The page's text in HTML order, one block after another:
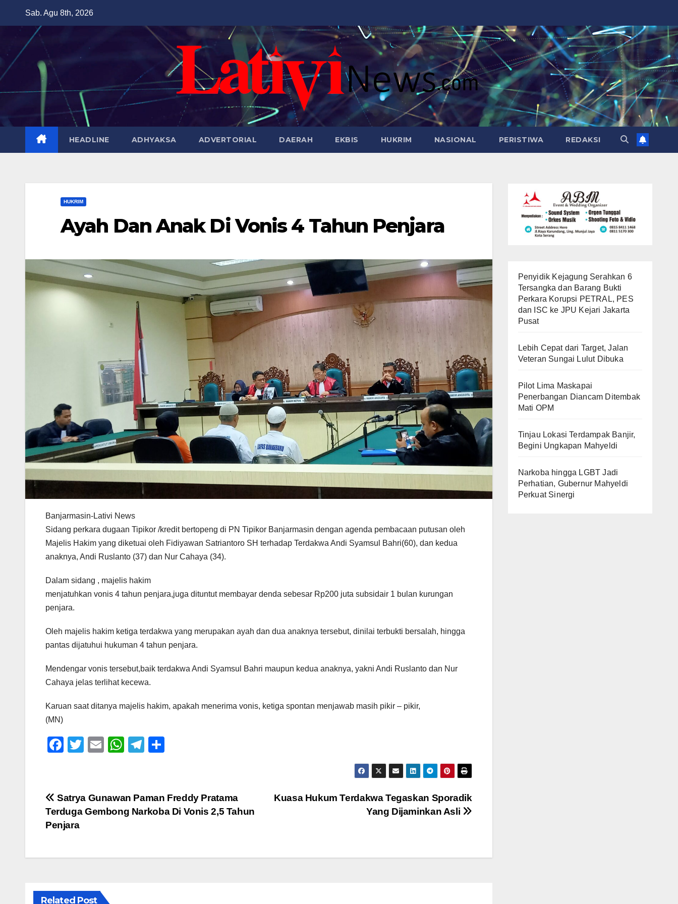
Sab. Agu 8th, 2026
HEADLINE ADHYAKSA ADVERTORIAL DAERAH EKBIS HUKRIM NASIONAL PERISTIWA REDAKSI
HUKRIM
Ayah Dan Anak Di Vonis 4 Tahun Penjara
Banjarmasin-Lativi News
Sidang perkara dugaan Tipikor /kredit bertopeng di PN Tipikor Banjarmasin dengan agenda pembacaan putusan oleh
Majelis Hakim yang diketuai oleh Fidiyawan Satriantoro SH terhadap Terdakwa Andi Syamsul Bahri(60), dan kedua
anaknya, Andi Ruslanto (37) dan Nur Cahaya (34).
Dalam sidang , majelis hakim
menjatuhkan vonis 4 tahun penjara,juga dituntut membayar denda sebesar Rp200 juta subsidair 1 bulan kurungan
penjara.
Oleh majelis hakim ketiga terdakwa yang merupakan ayah dan dua anaknya tersebut, dinilai terbukti bersalah, hingga
pantas dijatuhui hukuman 4 tahun penjara.
Mendengar vonis tersebut,baik terdakwa Andi Syamsul Bahri maupun kedua anaknya, yakni Andi Ruslanto dan Nur
Cahaya jelas terlihat kecewa.
Karuan saat ditanya majelis hakim, apakah menerima vonis, ketiga spontan menjawab masih pikir – pikir,
(MN)
F
e
b
o
k
T
er
E
W
s
A
T
gr
a
e
Navigasi
pos
Kuasa Hukum Terdakwa Tegaskan Sporadik
Yang Dijaminkan Asli
Satrya Gunawan Paman Freddy Pratama
Terduga Gembong Narkoba Di Vonis 2,5 Tahun
Penjara
Related Post
Penyidik Kejagung Serahkan 6
Tersangka dan Barang Bukti
Perkara Korupsi PETRAL, PES
dan ISC ke JPU Kejari Jakarta
Pusat
Lebih Cepat dari Target, Jalan
Veteran Sungai Lulut Dibuka
Pilot Lima Maskapai
Penerbangan Diancam Ditembak
Mati OPM
Tinjau Lokasi Terdampak Banjir,
Begini Ungkapan Mahyeldi
Narkoba hingga LGBT Jadi
Perhatian, Gubernur Mahyeldi
Perkuat Sinergi